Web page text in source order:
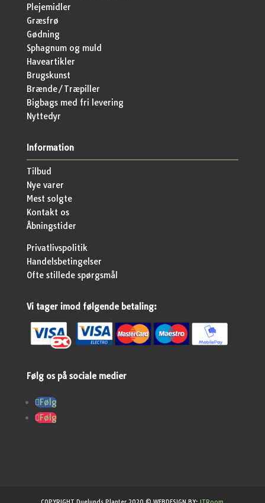
Plejemidler
Græsfrø
Gødning
Sphagnum og muld
Haveartikler
Brugskunst
Brænde/Træpiller
Bigbags med fri levering
Nyttedyr
Information
Tilbud
Nye varer
Mest solgte
Kontakt os
Åbningstider
Privatlivspolitik
Handelsbetingelser
Ofte stillede spørgsmål
Vi tager imod følgende betaling:
Følg os på sociale medier
Følg
Følg